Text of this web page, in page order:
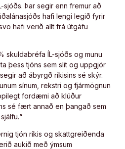
sjóðs. Þar segir enn fremur að
hafi lengi legið fyrir
hafi verið allt frá útgáfu
skuldabréfa ÍL-sjóðs og munu
þess tjóns sem slit og uppgjör
að ábyrgð ríkisins sé skýr.
sínum, rekstri og fjármögnun
fordæmi að klúður
sé fært annað en þangað sem
tjón ríkis og skattgreiðenda
aukið með ýmsum